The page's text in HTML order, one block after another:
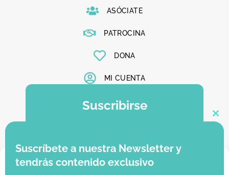
Gestionar consentimiento
ASÓCIATE
PATROCINA
DONA
MI CUENTA
Suscribirse
novedades
Suscríbete a nuestra Newsletter y
tendrás contenido exclusivo